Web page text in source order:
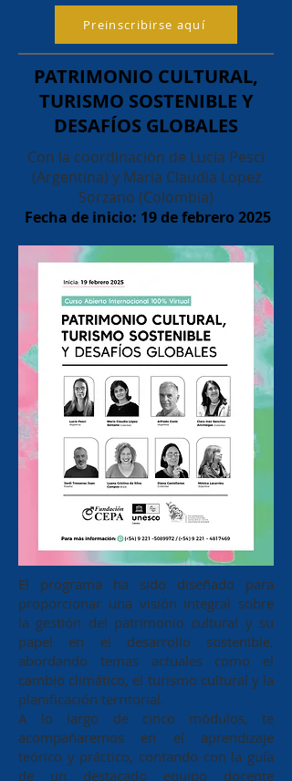
Preinscribirse aquí
PATRIMONIO CULTURAL,
TURISMO SOSTENIBLE Y
DESAFÍOS GLOBALES
Con la coordinación de Lucía Pesci
(Argentina) y Maria Claudia Lopez
Sorzano (Colombia)
Fecha de inicio: 19 de febrero 2025
El programa ha sido diseñado para
proporcionar una visión integral sobre
la gestión del patrimonio cultural y su
papel en el desarrollo sostenible,
abordando temas actuales como el
cambio climático, el turismo cultural y la
planificación territorial.
A lo largo de cinco módulos, te
acompañaremos en el aprendizaje
teórico y práctico, contando con la guía
de un destacado equipo docente